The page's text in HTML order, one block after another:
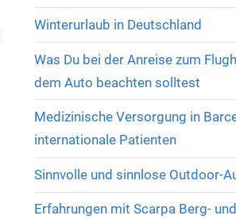
Winterurlaub in Deutschland
Was Du bei der Anreise zum
dem Auto beachten solltest
Medizinische Versorgung in
internationale Patienten
Sinnvolle und sinnlose Outdoor-
Erfahrungen mit Scarpa Berg- und